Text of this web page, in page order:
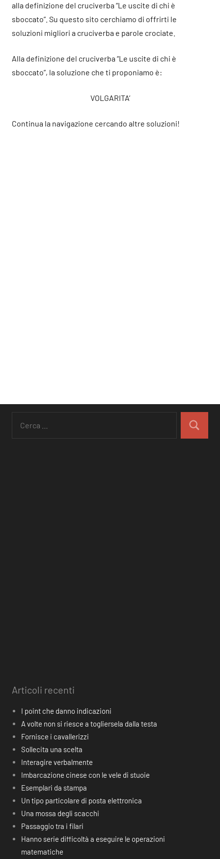
alla definizione del cruciverba “Le uscite di chi è
sboccato”. Su questo sito cerchiamo di offrirti le
soluzioni migliori a cruciverba e parole crociate.
Alla definizione del cruciverba “Le uscite di chi è
sboccato”, la soluzione che ti proponiamo è:
VOLGARITA’
Continua la navigazione cercando altre soluzioni!
Articoli recenti
I point che danno indicazioni
A volte non si riesce a togliersela dalla testa
Fornisce i cavallerizzi
Sollecita una scelta
Interagire verbalmente
Imbarcazione cinese con le vele di stuoie
Esemplari da stampa
Un tipo particolare di posta elettronica
Una mossa degli scacchi
Passaggio tra i filari
Hanno serie difficoltà a eseguire le operazioni
matematiche